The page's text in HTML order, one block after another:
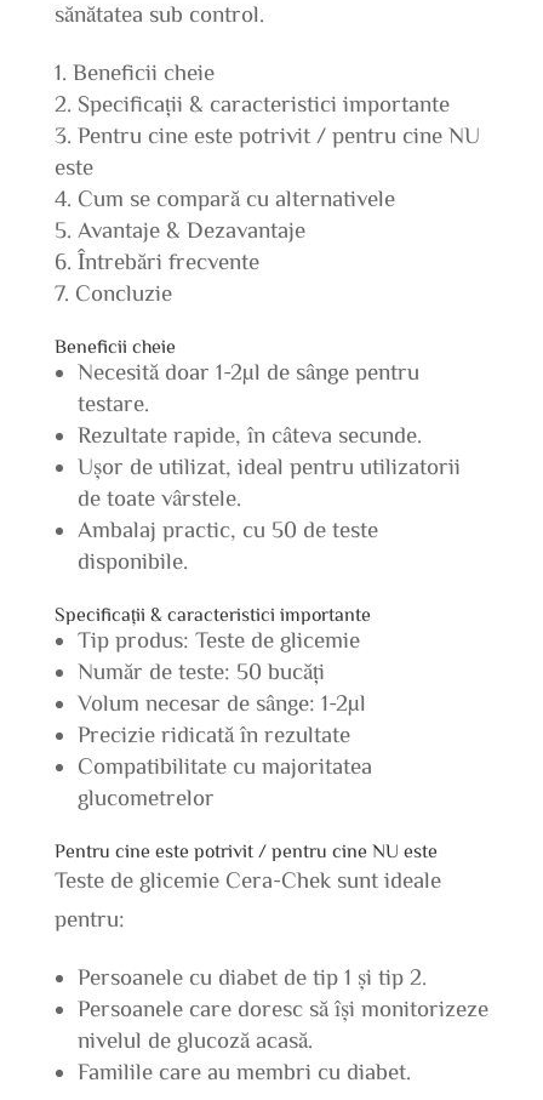
sănătatea sub control.
Beneficii cheie
Specificații & caracteristici importante
Pentru cine este potrivit / pentru cine NU
este
Cum se compară cu alternativele
Avantaje & Dezavantaje
Întrebări frecvente
Concluzie
Beneficii cheie
Necesită doar 1-2µl de sânge pentru
testare.
Rezultate rapide, în câteva secunde.
Ușor de utilizat, ideal pentru utilizatorii
de toate vârstele.
Ambalaj practic, cu 50 de teste
disponibile.
Specificații & caracteristici importante
Tip produs: Teste de glicemie
Număr de teste: 50 bucăți
Volum necesar de sânge: 1-2µl
Precizie ridicată în rezultate
Compatibilitate cu majoritatea
glucometrelor
Pentru cine este potrivit / pentru cine NU este
Teste de glicemie Cera-Chek sunt ideale
pentru:
Persoanele cu diabet de tip 1 și tip 2.
Persoanele care doresc să își monitorizeze
nivelul de glucoză acasă.
Familile care au membri cu diabet.